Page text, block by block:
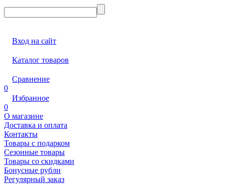
Вход на сайт
Каталог товаров
Сравнение
0
Избранное
0
О магазине
Доставка и оплата
Контакты
Товары с подарком
Сезонные товары
Товары со скидками
Бонусные рубли
Регулярный заказ